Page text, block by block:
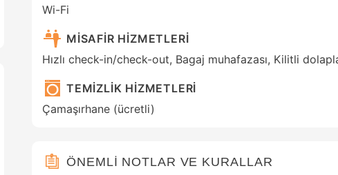
Wi-Fi
MİSAFİR HİZMETLERİ
Hızlı check-in/check-out, Bagaj muhafazası, Kilitli
TEMİZLİK HİZMETLERİ
Çamaşırhane (ücretli)
ÖNEMLİ NOTLAR VE KURALLAR